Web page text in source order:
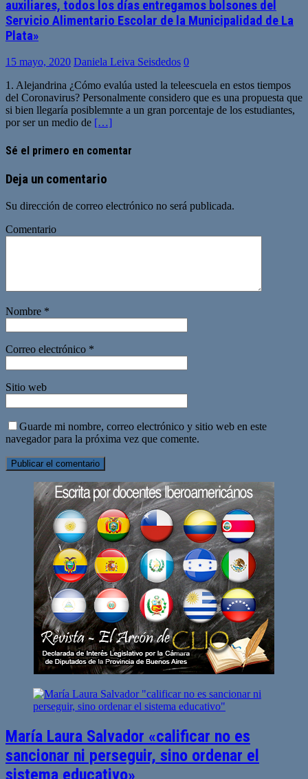
auxiliares, todos los días entregamos bolsones del
Servicio Alimentario Escolar de la Municipalidad de La
Plata»
15 mayo, 2020 Daniela Leiva Seisdedos 0
1. Alejandrina ¿Cómo evalúa usted la teleescuela en estos tiempos
del Coronavirus? Personalmente considero que es una propuesta que
si bien llegaría posiblemnte a un gran porcentaje de los estudiantes,
por ser un medio de […]
Sé el primero en comentar
Deja un comentario
Su dirección de correo electrónico no será publicada.
Comentario
Nombre *
Correo electrónico *
Sitio web
Guarde mi nombre, correo electrónico y sitio web en este
navegador para la próxima vez que comente.
María Laura Salvador «calificar no es
sancionar ni perseguir, sino ordenar el
sistema educativo»